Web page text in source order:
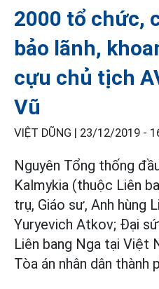
2000 tổ chức,
bảo lãnh,
cựu chủ tịch
Vũ
VIỆT DŨNG | 23/12/2019 -
Nguyên Tổng thống
Kalmykia (thuộc Liên
trụ, Giáo sư, Anh hùng
Yuryevich Atkov; Đại
Liên bang Nga tại Việt
Tòa án nhân dân thành